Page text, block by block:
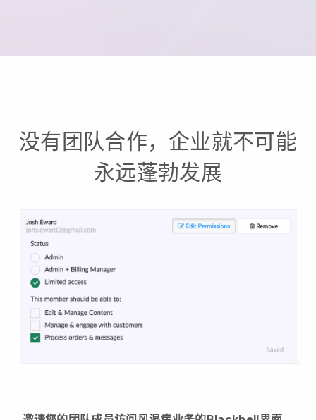
没有团队合作，企业就不可能
永远蓬勃发展